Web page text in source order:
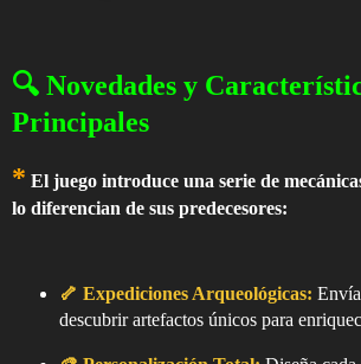
🔍 Novedades y
Principales
* El juego introduce una serie de
lo diferencian de sus predecesores:
🦴 Expediciones Arqueológicas:
descubrir artefactos únicos para